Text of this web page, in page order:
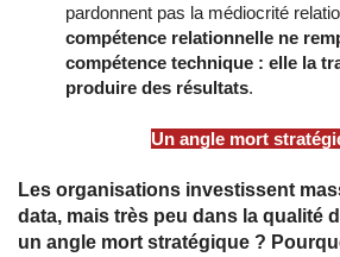
pardonnent pas la médiocrité
compétence relationnelle ne
compétence technique : elle la
produire des résultats.
Un angle mort
Les organisations investissent
data, mais très peu dans la qualité
un angle mort stratégique ?